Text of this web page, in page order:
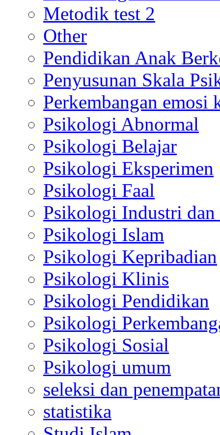
Metodik test 2
Other
Pendidikan Anak
Penyusunan Skala
Perkembangan emosi
Psikologi Abnormal
Psikologi Belajar
Psikologi Eksperimen
Psikologi Faal
Psikologi Industri dan
Psikologi Islam
Psikologi Kepribadian
Psikologi Klinis
Psikologi Pendidikan
Psikologi
Psikologi Sosial
Psikologi umum
seleksi dan
statistika